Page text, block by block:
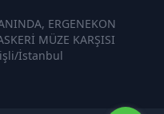
ERGENEKON
MÜZE KARŞISI
İstanbul